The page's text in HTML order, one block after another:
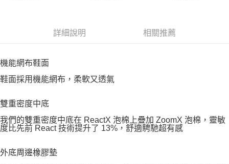
詳細說明 相關推薦
機能網布鞋面
鞋面採用機能網布，柔軟又透氣
雙重密度中底
我們的雙重密度中底在 ReactX 泡棉上疊加 ZoomX 泡棉，靈敏
度比先前 React 技術提升了 13%，舒適騁馳超有感
外底周邊橡膠墊